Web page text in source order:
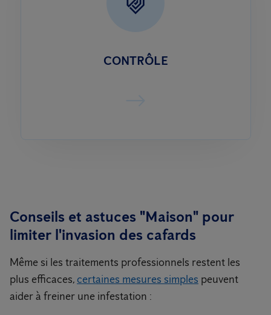
CONTRÔLE
Conseils et astuces "Maison" pour
limiter l'invasion des cafards
Même si les traitements professionnels restent les
plus efficaces, certaines mesures simples peuvent
aider à freiner une infestation :